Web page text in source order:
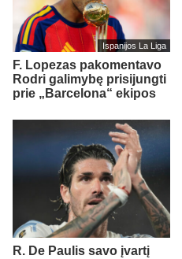
Ispanijos La Liga
F. Lopezas pakomentavo
Rodri galimybę prisijungti
prie „Barcelona“ ekipos
R. De Paulis savo įvartį